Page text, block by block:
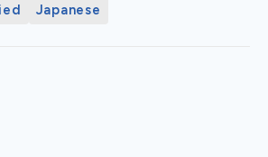
Japanese